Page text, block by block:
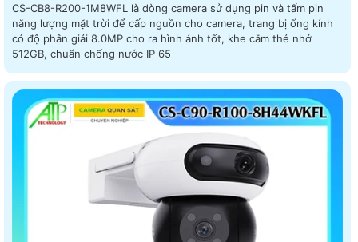
CS-CB8-R200-1M8WFL là dòng camera sử dụng pin và tấm pin
năng lượng mặt trời để cấp nguồn cho camera, trang bị ống kính
có độ phân giải 8.0MP cho ra hình ảnh tốt, khe cắm thẻ nhớ
512GB, chuẩn chống nước IP 65